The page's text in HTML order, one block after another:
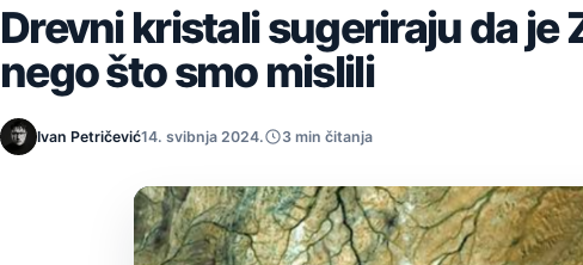
Drevni kristali sugeriraju da je
nego što smo mislili
Ivan Petričević14. svibnja 2024. 3 min čitanja